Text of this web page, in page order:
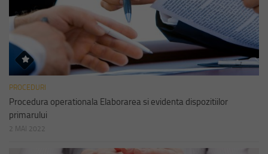
PROCEDURI
Procedura operationala Elaborarea si evidenta dispozitiilor
primarului
2 MAI 2022